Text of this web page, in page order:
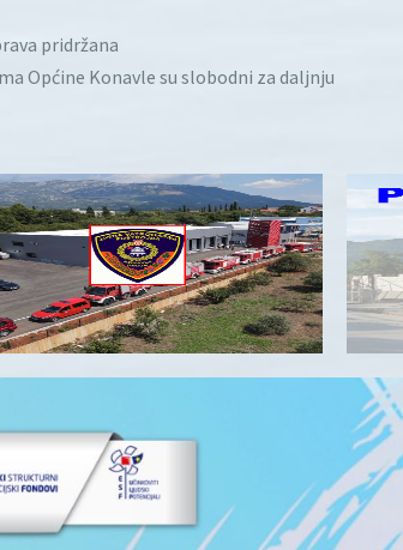
pridržana
Općine Konavle su slobodni za daljnju